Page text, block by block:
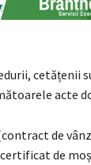
cetățenii
acte
de
de